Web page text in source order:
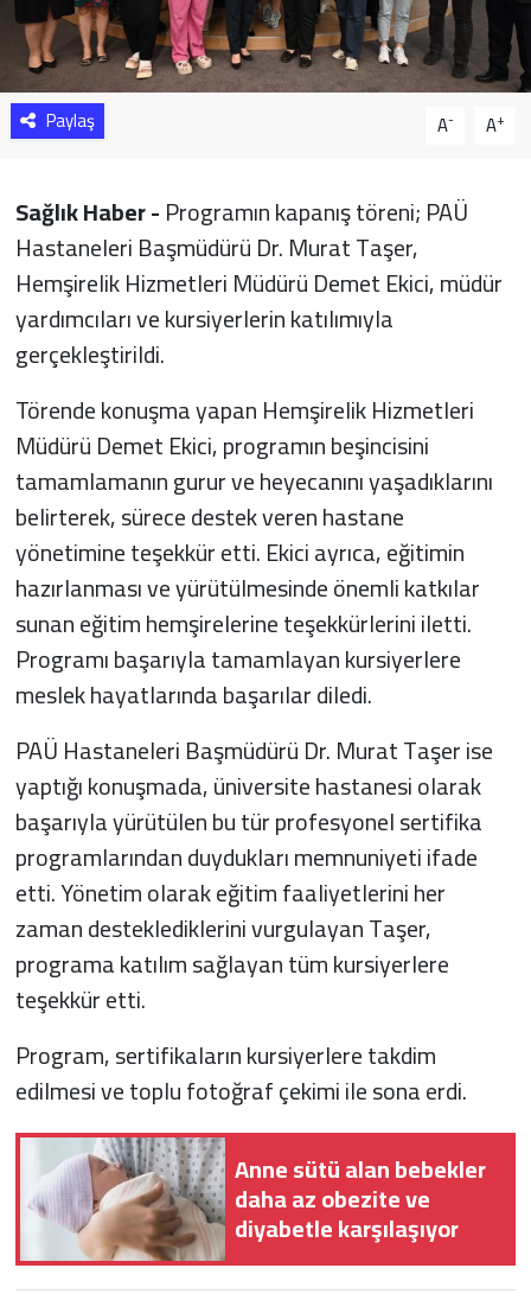
Paylaş A- A+
Sağlık Haber -Programın kapanış töreni; PAÜ
Hastaneleri Başmüdürü Dr. Murat Taşer,
Hemşirelik Hizmetleri Müdürü Demet Ekici, müdür
yardımcıları ve kursiyerlerin katılımıyla
gerçekleştirildi.
Törende konuşma yapan Hemşirelik Hizmetleri
Müdürü Demet Ekici, programın beşincisini
tamamlamanın gurur ve heyecanını yaşadıklarını
belirterek, sürece destek veren hastane
yönetimine teşekkür etti. Ekici ayrıca, eğitimin
hazırlanması ve yürütülmesinde önemli katkılar
sunan eğitim hemşirelerine teşekkürlerini iletti.
Programı başarıyla tamamlayan kursiyerlere
meslek hayatlarında başarılar diledi.
PAÜ Hastaneleri Başmüdürü Dr. Murat Taşer ise
yaptığı konuşmada, üniversite hastanesi olarak
başarıyla yürütülen bu tür profesyonel sertifika
programlarından duydukları memnuniyeti ifade
etti. Yönetim olarak eğitim faaliyetlerini her
zaman desteklediklerini vurgulayan Taşer,
programa katılım sağlayan tüm kursiyerlere
teşekkür etti.
Program, sertifikaların kursiyerlere takdim
edilmesi ve toplu fotoğraf çekimi ile sona erdi.
Anne sütü alan bebekler
daha az obezite ve
diyabetle karşılaşıyor